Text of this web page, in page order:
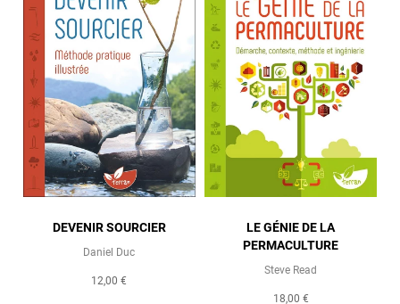
DEVENIR SOURCIER
Daniel Duc
12,00 €
LE GÉNIE DE LA
PERMACULTURE
Steve Read
18,00 €